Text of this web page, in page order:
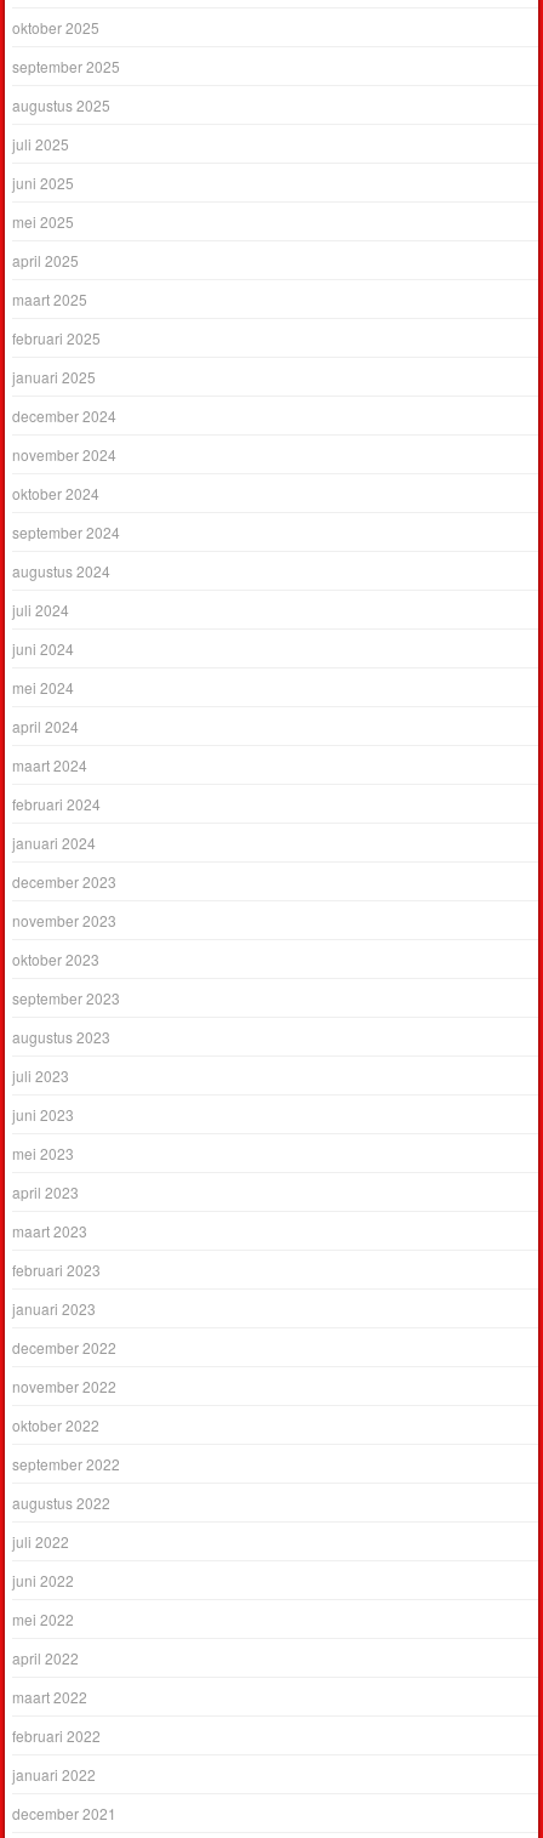
oktober 2025
september 2025
augustus 2025
juli 2025
juni 2025
mei 2025
april 2025
maart 2025
februari 2025
januari 2025
december 2024
november 2024
oktober 2024
september 2024
augustus 2024
juli 2024
juni 2024
mei 2024
april 2024
maart 2024
februari 2024
januari 2024
december 2023
november 2023
oktober 2023
september 2023
augustus 2023
juli 2023
juni 2023
mei 2023
april 2023
maart 2023
februari 2023
januari 2023
december 2022
november 2022
oktober 2022
september 2022
augustus 2022
juli 2022
juni 2022
mei 2022
april 2022
maart 2022
februari 2022
januari 2022
december 2021